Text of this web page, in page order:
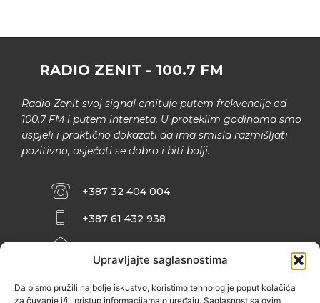
Upravljajte saglasnostima
Da bismo pružili najbolje iskustvo, koristimo tehnologije poput kolačića
za čuvanje i/ili pristup informacijama o uređaju. Saglasnost sa ovim
RADIO ZENIT - 100.7 FM
Radio Zenit svoj signal emituje putem frekvencije od
100.7 FM i putem interneta. U proteklim godinama smo
uspjeli i praktično dokazati da ima smisla razmišljati
pozitivno, osjećati se dobro i biti bolji.
+387 32 404 004
+387 61 432 938
INFO@ZENIT.BA
ZENIČANKA, 3. SPRAT), 72000 ZENICA